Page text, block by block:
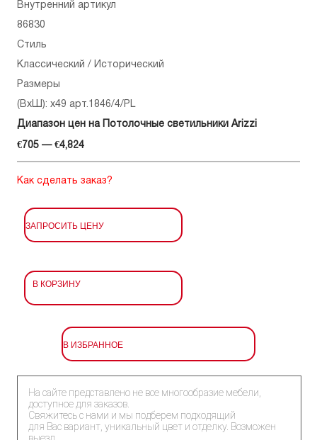
Внутренний артикул
86830
Стиль
Классический / Исторический
Размеры
(ВхШ): x49 арт.1846/4/PL
Диапазон цен на Потолочные светильники Arizzi
€705 — €4,824
Как сделать заказ?
ЗАПРОСИТЬ ЦЕНУ
В КОРЗИНУ
В ИЗБРАННОЕ
На сайте представлено не все многообразие мебели,
доступное для заказов.
Свяжитесь с нами и мы подберем подходящий
для Вас вариант, уникальный цвет и отделку. Возможен